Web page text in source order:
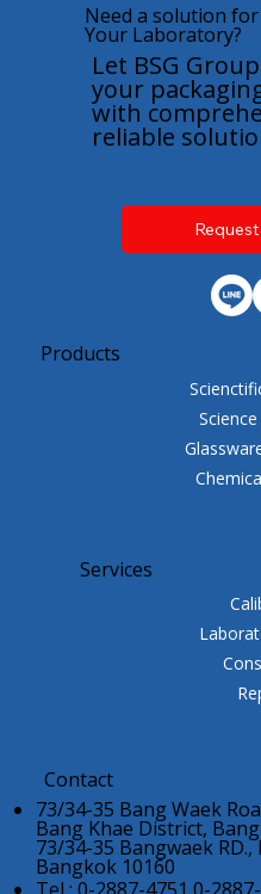
Need a solution for
Your Laboratory?
Let BSG
your
with
reliable
Products
Services
Contact
73/34-35 Bang Waek
Bang Khae District,
73/34-35 Bangwaek
Bangkok 10160